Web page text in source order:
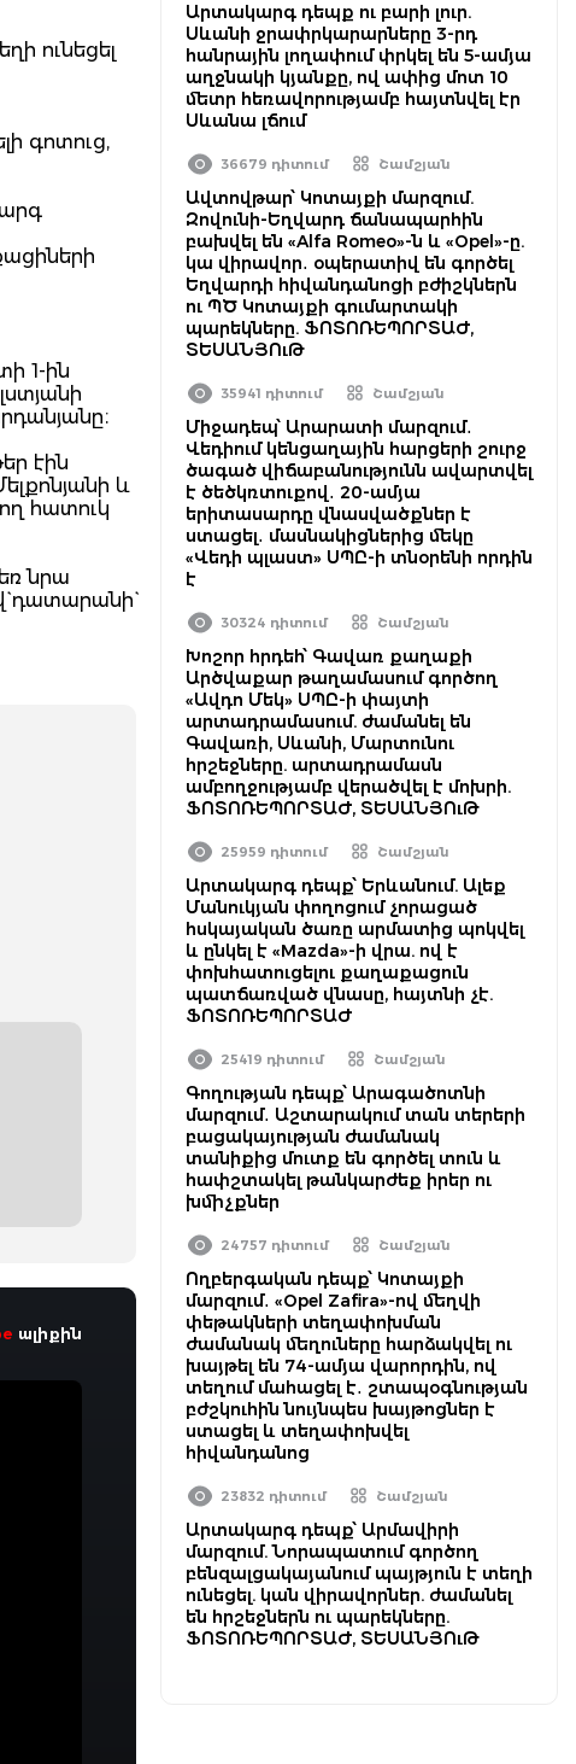
ունեցել
գոտուց,
1-ին
էին
և
հատուկ
նրա
դատարանի`
ալիքին
Արտակարգ դեպք ու բարի լուր.
Սևանի ջրափրկարարները 3-րդ
հանրային լողափում փրկել են 5-ամյա
աղջնակի կյանքը, ով ափից մոտ 10
մետր հեռավորությամբ հայտնվել էր
Սևանա լճում
36679 դիտում Շամշյան
Ավտովթար՝ Կոտայքի մարզում.
Զովունի-Եղվարդ ճանապարհին
բախվել են «Alfa Romeo»-ն և «Opel»-ը.
կա վիրավոր․ օպերատիվ են գործել
Եղվարդի հիվանդանոցի բժիշկներն
ու ՊԾ Կոտայքի գումարտակի
պարեկները. ՖՈՏՈՌԵՊՈՐՏԱԺ,
ՏԵՍԱՆՅՈւԹ
35941 դիտում Շամշյան
Միջադեպ՝ Արարատի մարզում․
Վեդիում կենցաղային հարցերի շուրջ
ծագած վիճաբանությունն ավարտվել
է ծեծկռտուքով․ 20-ամյա
երիտասարդը վնասվածքներ է
ստացել․ մասնակիցներից մեկը
«Վեդի պլաստ» ՍՊԸ-ի տնօրենի որդին
է
30324 դիտում Շամշյան
Խոշոր հրդեհ՝ Գավառ քաղաքի
Արծվաքար թաղամասում գործող
«Ավդո Մեկ» ՍՊԸ-ի փայտի
արտադրամասում. ժամանել են
Գավառի, Սևանի, Մարտունու
հրշեջները. արտադրամասն
ամբողջությամբ վերածվել է մոխրի.
ՖՈՏՈՌԵՊՈՐՏԱԺ, ՏԵՍԱՆՅՈւԹ
25959 դիտում Շամշյան
Արտակարգ դեպք՝ Երևանում. Ալեք
Մանուկյան փողոցում չորացած
հսկայական ծառը արմատից պոկվել
և ընկել է «Mazda»-ի վրա. ով է
փոխհատուցելու քաղաքացուն
պատճառված վնասը, հայտնի չէ.
ՖՈՏՈՌԵՊՈՐՏԱԺ
25419 դիտում Շամշյան
Գողության դեպք՝ Արագածոտնի
մարզում․ Աշտարակում տան տերերի
բացակայության ժամանակ
տանիքից մուտք են գործել տուն և
հափշտակել թանկարժեք իրեր ու
խմիչքներ
24757 դիտում Շամշյան
Ողբերգական դեպք՝ Կոտայքի
մարզում․ «Opel Zafira»-ով մեղվի
փեթակների տեղափոխման
ժամանակ մեղուները հարձակվել ու
խայթել են 74-ամյա վարորդին, ով
տեղում մահացել է․ շտապօգնության
բժշկուհին նույնպես խայթոցներ է
ստացել և տեղափոխվել
հիվանդանոց
23832 դիտում Շամշյան
Արտակարգ դեպք՝ Արմավիրի
մարզում. Նորապատում գործող
բենզալցակայանում պայթյուն է տեղի
ունեցել. կան վիրավորներ. ժամանել
են հրշեջներն ու պարեկները.
ՖՈՏՈՌԵՊՈՐՏԱԺ, ՏԵՍԱՆՅՈւԹ